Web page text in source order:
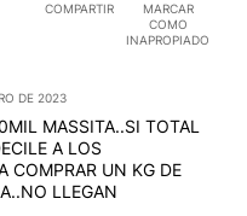
COMPARTIR
MARCAR
COMO
INAPROPIADO
DE 2023
MASSITA..SI TOTAL
A LOS
COMPRAR UN KG DE
LLEGAN